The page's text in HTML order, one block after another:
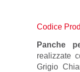
Codice
Panche
realizzate
Grigio